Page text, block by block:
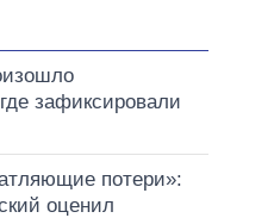
зафиксировали
потери»:
оценил